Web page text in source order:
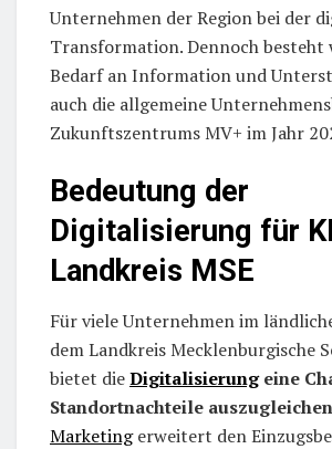
Unternehmen der Region bei der
Transformation. Dennoch besteht
Bedarf an Information und
auch die allgemeine
Zukunftszentrums MV+ im Jahr
Bedeutung der
Digitalisierung für
Landkreis MSE
Für viele Unternehmen im
dem Landkreis Mecklenburgische
bietet dieDigitalisierungeine
Standortnachteile auszugleichen
Marketingerweitert den